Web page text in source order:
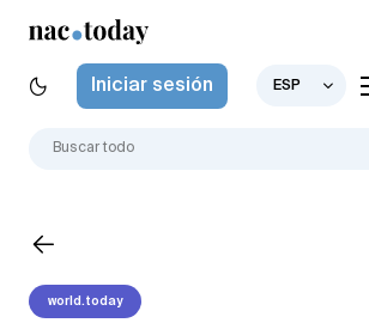
Iniciar sesión ESP
world.today